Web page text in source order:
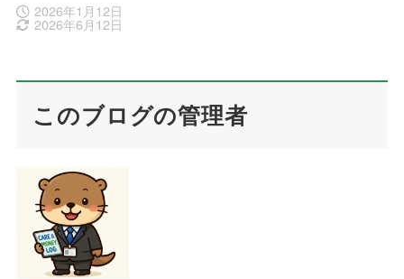
2026年1月12日
2026年6月12日
このブログの管理者